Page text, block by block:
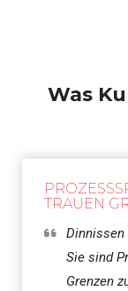
Was
TRAUEN
Dinnissen
Sie sind
Grenzen